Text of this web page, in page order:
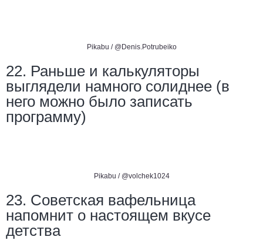
Pikabu / @Denis.Potrubeiko
22. Раньше и калькуляторы
выглядели намного солиднее (в
него можно было записать
программу)
Pikabu / @volchek1024
23. Советская вафельница
напомнит о настоящем вкусе
детства